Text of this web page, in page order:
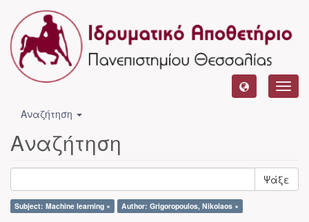
Αναζήτηση
Αναζήτηση
Ψάξε
Subject: Machine learning × Author: Grigoropoulos, Nikolaos ×